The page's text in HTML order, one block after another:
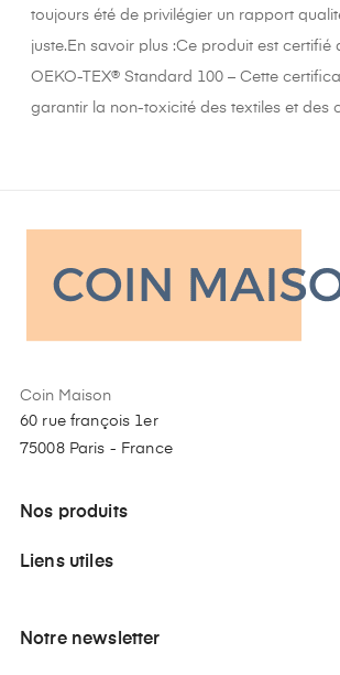
toujours été de privilégier un rapport
juste.En savoir plus :Ce produit est certifié
OEKO-TEX® Standard 100 – Cette
garantir la non-toxicité des textiles et des
Coin Maison
60 rue françois 1er
75008 Paris - France
Nos produits
Liens utiles
Notre newsletter